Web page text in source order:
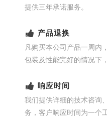
提供三年承诺服务。
产品退换
凡购买本公司产品一周内
包装及性能完好的情况下
响应时间
我们提供详细的技术咨询
务，客户响应时间为一个